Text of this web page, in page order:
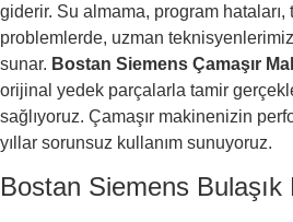
giderir. Su almama, program hataları,
problemlerde, uzman
sunar. Bostan Siemens Çamaşır
orijinal yedek parçalarla tamir
sağlıyoruz. Çamaşır makinenizin
yıllar sorunsuz kullanım sunuyoruz.
Bostan Siemens